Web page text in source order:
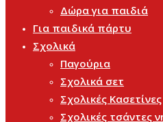
Δώρα για παιδιά
Για παιδικά πάρτυ
Σχολικά
Παγούρια
Σχολικά σετ
Σχολικές Κασετίνες
Σχολικές τσάντες